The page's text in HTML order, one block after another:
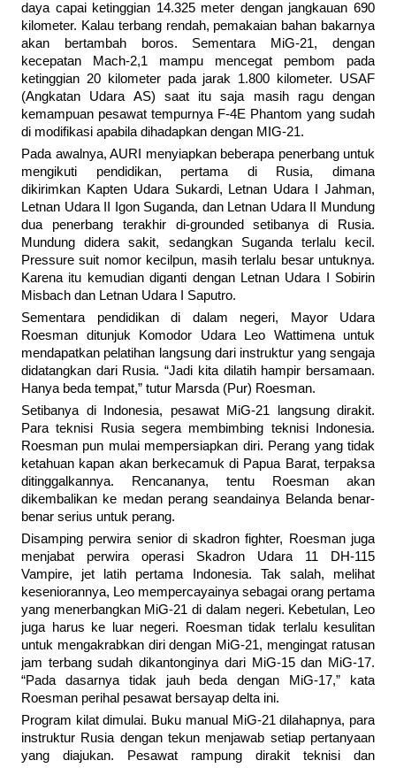
daya capai ketinggian 14.325 meter dengan jangkauan 690
kilometer. Kalau terbang rendah, pemakaian bahan bakarnya
akan bertambah boros. Sementara MiG-21, dengan
kecepatan Mach-2,1 mampu mencegat pembom pada
ketinggian 20 kilometer pada jarak 1.800 kilometer. USAF
(Angkatan Udara AS) saat itu saja masih ragu dengan
kemampuan pesawat tempurnya F-4E Phantom yang sudah
di modifikasi apabila dihadapkan dengan MIG-21.
Pada awalnya, AURI menyiapkan beberapa penerbang untuk
mengikuti pendidikan, pertama di Rusia, dimana
dikirimkan Kapten Udara Sukardi, Letnan Udara I Jahman,
Letnan Udara II Igon Suganda, dan Letnan Udara II Mundung
dua penerbang terakhir di-grounded setibanya di Rusia.
Mundung didera sakit, sedangkan Suganda terlalu kecil.
Pressure suit nomor kecilpun, masih terlalu besar untuknya.
Karena itu kemudian diganti dengan Letnan Udara I Sobirin
Misbach dan Letnan Udara I Saputro.
Sementara pendidikan di dalam negeri, Mayor Udara
Roesman ditunjuk Komodor Udara Leo Wattimena untuk
mendapatkan pelatihan langsung dari instruktur yang sengaja
didatangkan dari Rusia. “Jadi kita dilatih hampir bersamaan.
Hanya beda tempat,” tutur Marsda (Pur) Roesman.
Setibanya di Indonesia, pesawat MiG-21 langsung dirakit.
Para teknisi Rusia segera membimbing teknisi Indonesia.
Roesman pun mulai mempersiapkan diri. Perang yang tidak
ketahuan kapan akan berkecamuk di Papua Barat, terpaksa
ditinggalkannya. Rencananya, tentu Roesman akan
dikembalikan ke medan perang seandainya Belanda benar-
benar serius untuk perang.
Disamping perwira senior di skadron fighter, Roesman juga
menjabat perwira operasi Skadron Udara 11 DH-115
Vampire, jet latih pertama Indonesia. Tak salah, melihat
keseniorannya, Leo mempercayainya sebagai orang pertama
yang menerbangkan MiG-21 di dalam negeri. Kebetulan, Leo
juga harus ke luar negeri. Roesman tidak terlalu kesulitan
untuk mengakrabkan diri dengan MiG-21, mengingat ratusan
jam terbang sudah dikantonginya dari MiG-15 dan MiG-17.
“Pada dasarnya tidak jauh beda dengan MiG-17,” kata
Roesman perihal pesawat bersayap delta ini.
Program kilat dimulai. Buku manual MiG-21 dilahapnya, para
instruktur Rusia dengan tekun menjawab setiap pertanyaan
yang diajukan. Pesawat rampung dirakit teknisi dan